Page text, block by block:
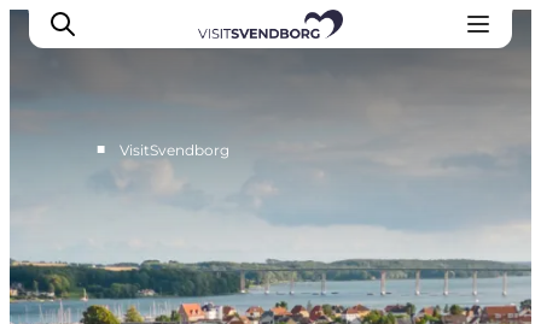
Spis og drik
handelsbyen Svendborg
■ VisitSvendborg